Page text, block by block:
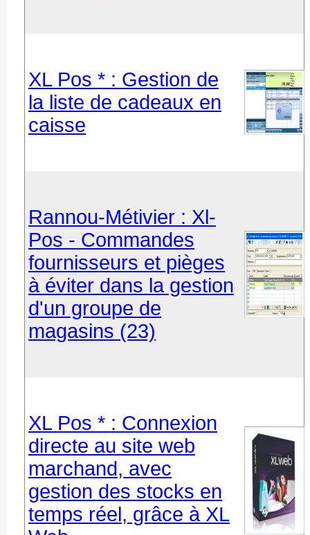
XL Pos * : Gestion de
la liste de cadeaux en
caisse
Rannou-Métivier : Xl-
Pos - Commandes
fournisseurs et pièges
à éviter dans la gestion
d'un groupe de
magasins (23)
XL Pos * : Connexion
directe au site web
marchand, avec
gestion des stocks en
temps réel, grâce à XL